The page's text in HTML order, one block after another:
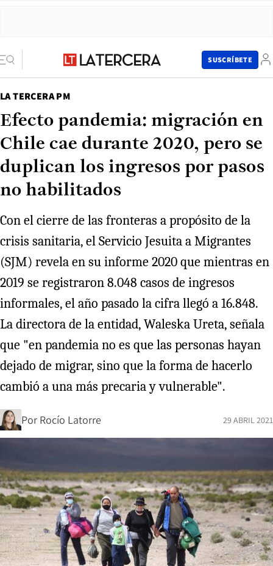
SUSCRÍBETE
LA TERCERA PM
Efecto pandemia: migración en
Chile cae durante 2020, pero se
duplican los ingresos por pasos
no habilitados
Con el cierre de las fronteras a propósito de la
crisis sanitaria, el Servicio Jesuita a Migrantes
(SJM) revela en su informe 2020 que mientras en
2019 se registraron 8.048 casos de ingresos
informales, el año pasado la cifra llegó a 16.848.
La directora de la entidad, Waleska Ureta, señala
que "en pandemia no es que las personas hayan
dejado de migrar, sino que la forma de hacerlo
cambió a una más precaria y vulnerable".
Por Rocío Latorre 29 ABRIL 2021